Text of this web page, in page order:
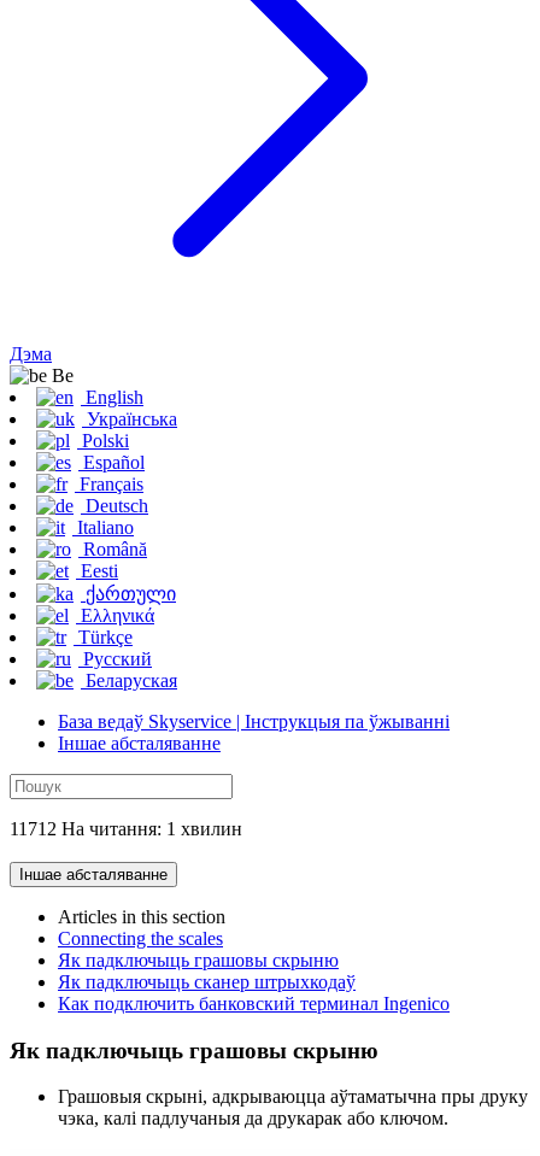
Дэма
Be
English
Українська
Polski
Español
Français
Deutsch
Italiano
Română
Eesti
ქართული
Ελληνικά
Türkçe
Русский
Беларуская
База ведаў Skyservice | Інструкцыя па ўжыванні
Іншае абсталяванне
11712 На читання: 1 хвилин
Іншае абсталяванне
Articles in this section
Connecting the scales
Як падключыць грашовы скрыню
Як падключыць сканер штрыхкодаў
Как подключить банковский терминал Ingenico
Як падключыць грашовы скрыню
Грашовыя скрыні, адкрываюцца аўтаматычна пры друку
чэка, калі падлучаныя да друкарак або ключом.